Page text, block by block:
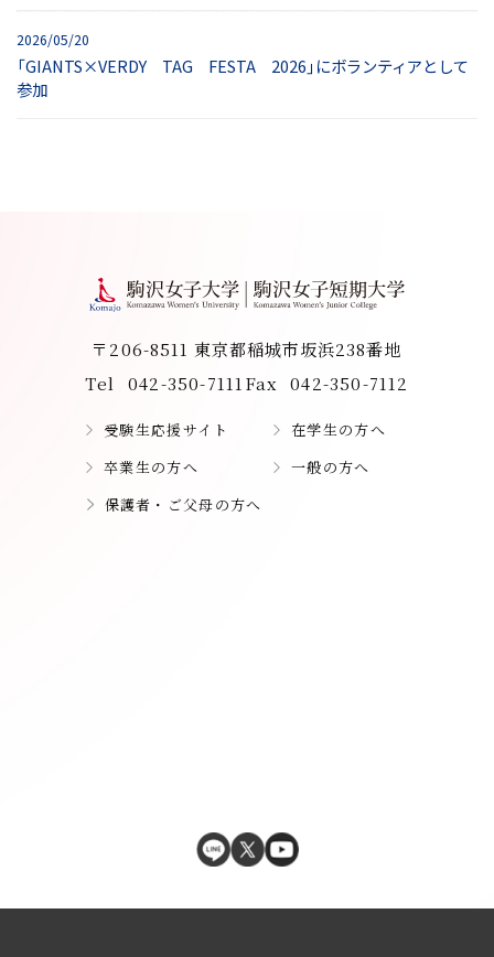
2026/05/20
「GIANTS×VERDY TAG FESTA 2026」にボランティアとして
参加
〒206-8511 東京都稲城市坂浜238番地
Tel
042-350-7111Fax 042-350-7112
受験生応援サイト
在学生の方へ
卒業生の方へ
一般の方へ
保護者・ご父母の方へ